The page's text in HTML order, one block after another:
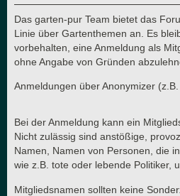
Das garten-pur Team bietet das
Linie über Gartenthemen an. Es
vorbehalten, eine Anmeldung als
ohne Angabe von Gründen
Anmeldungen über Anonymizer
Bei der Anmeldung kann ein
Nicht zulässig sind anstößige,
Namen, Namen von Personen, die
wie z.B. tote oder lebende Politiker,
Mitgliedsnamen sollten keine